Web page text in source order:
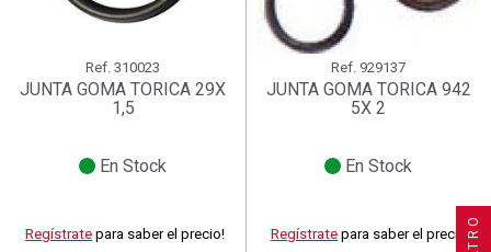
((title)) ×
Ref. 310023
JUNTA GOMA TORICA 29X
1,5
En Stock
Regístrate para saber el precio!
Ref. 929137
JUNTA GOMA TORICA 942
5X 2
En Stock
Regístrate para saber el precio!